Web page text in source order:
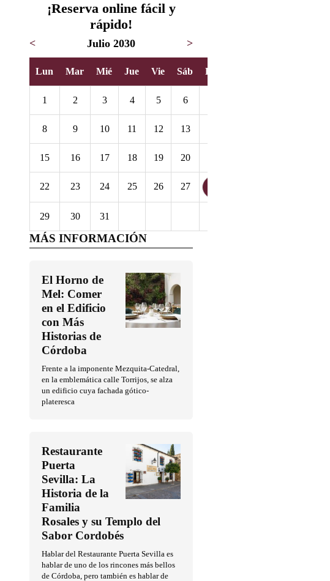
¡Reserva online fácil y
rápido!
< Julio 2030 >
Lun Mar Mié Jue Vie Sáb Dom
1 2 3 4 5 6
8 9 10 11 12 13
15 16 17 18 19 20
22 23 24 25 26 27
29 30 31
MÁS INFORMACIÓN
El Horno de
Mel: Comer
en el Edificio
con Más
Historias de
Córdoba
Frente a la imponente Mezquita-Catedral,
en la emblemática calle Torrijos, se alza
un edificio cuya fachada gótico-
plateresca
Restaurante
Puerta
Sevilla: La
Historia de la
Familia
Rosales y su Templo del
Sabor Cordobés
Hablar del Restaurante Puerta Sevilla es
hablar de uno de los rincones más bellos
de Córdoba, pero también es hablar de